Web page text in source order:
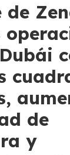
de
y